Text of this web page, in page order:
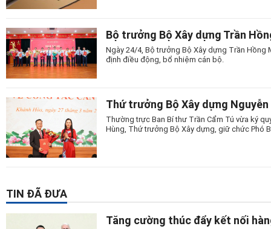
Bộ trưởng Bộ Xây dựng Trần
Ngày 24/4, Bộ trưởng Bộ Xây dựng Trần
định điều động, bổ nhiệm cán bộ.
Thứ trưởng Bộ Xây dựng
Thường trực Ban Bí thư Trần Cẩm Tú vừa ký
Hùng, Thứ trưởng Bộ Xây dựng, giữ chức Phó
TIN ĐÃ ĐƯA
Tăng cường thúc đẩy kết nối